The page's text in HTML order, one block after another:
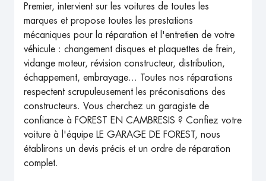
Premier, intervient sur les voitures de toutes les
marques et propose toutes les prestations
mécaniques pour la réparation et l'entretien de votre
véhicule : changement disques et plaquettes de frein,
vidange moteur, révision constructeur, distribution,
échappement, embrayage... Toutes nos réparations
respectent scrupuleusement les préconisations des
constructeurs. Vous cherchez un garagiste de
confiance à FOREST EN CAMBRESIS ? Confiez votre
voiture à l'équipe LE GARAGE DE FOREST, nous
établirons un devis précis et un ordre de réparation
complet.